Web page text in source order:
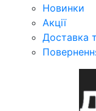
Новинки
Акції
Доставка